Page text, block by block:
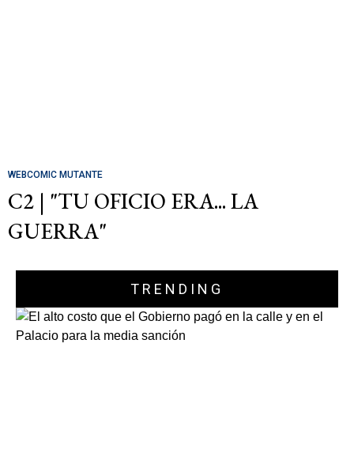
WEBCOMIC MUTANTE
C2 | "TU OFICIO ERA... LA
GUERRA"
TRENDING